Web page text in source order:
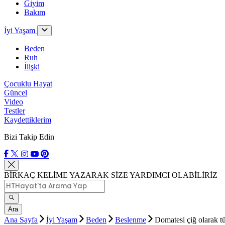
Giyim
Bakım
İyi Yaşam
Beden
Ruh
İlişki
Çocuklu Hayat
Güncel
Video
Testler
Kaydettiklerim
Bizi Takip Edin
BİRKAÇ KELİME YAZARAK SİZE YARDIMCI OLABİLİRİZ
Ara
Ana Sayfa İyi Yaşam Beden Beslenme
Domatesi çiğ olarak